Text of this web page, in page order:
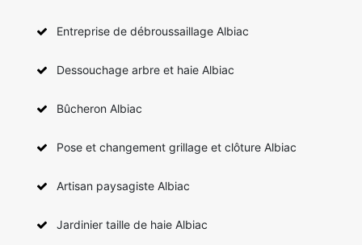
Entreprise de débroussaillage Albiac
Dessouchage arbre et haie Albiac
Bûcheron Albiac
Pose et changement grillage et clôture Albiac
Artisan paysagiste Albiac
Jardinier taille de haie Albiac